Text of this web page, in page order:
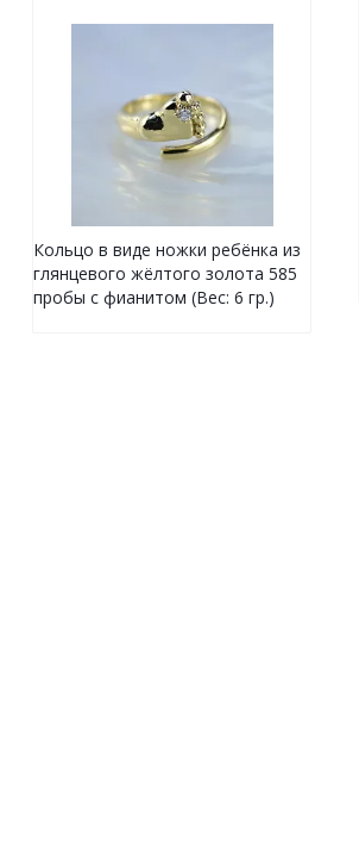
Кольцо в виде ножки ребёнка из
глянцевого жёлтого золота 585
пробы с фианитом (Вес: 6 гр.)